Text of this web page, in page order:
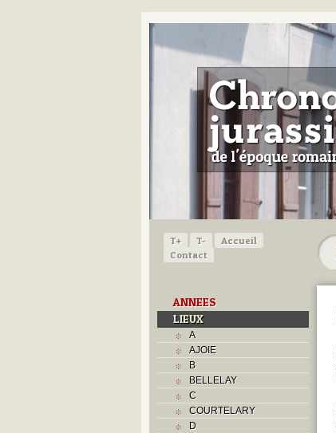
T+ T-
Accueil
Contact
ANNEES
LIEUX
A
AJOIE
B
BELLELAY
C
COURTELARY
D